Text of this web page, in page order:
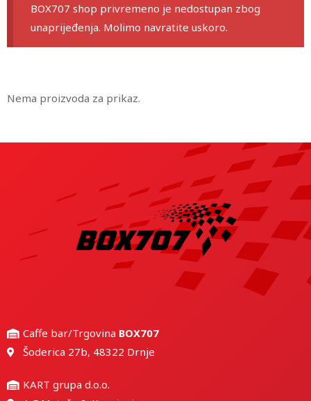
BOX707 shop privremeno je nedostupan zbog
unaprijeđenja. Molimo navratite uskoro.
Nema proizvoda za prikaz.
Caffe bar/Trgovina BOX707
Šoderica 27b, 48322 Drnje
KART grupa d.o.o.